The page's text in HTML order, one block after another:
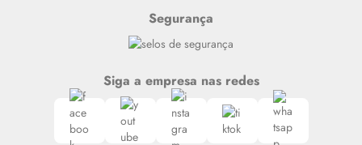
Segurança
Siga a empresa nas redes